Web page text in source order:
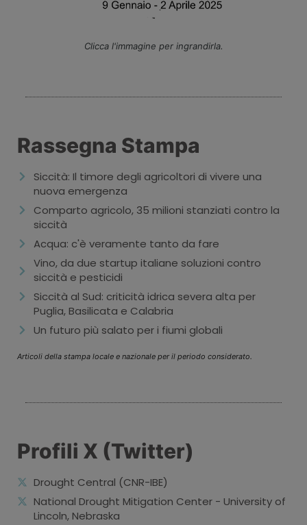
Clicca l'immagine per ingrandirla.
Rassegna Stampa
Siccità: Il timore degli agricoltori di vivere una
nuova emergenza
Comparto agricolo, 35 milioni stanziati contro la
siccità
Acqua: c'è veramente tanto da fare
Vino, da due startup italiane soluzioni contro
siccità e pesticidi
Siccità al Sud: criticità idrica severa alta per
Puglia, Basilicata e Calabria
Un futuro più salato per i fiumi globali
Articoli della stampa locale e nazionale per il periodo considerato.
Profili X (Twitter)
Drought Central (CNR-IBE)
National Drought Mitigation Center - University of
Lincoln, Nebraska